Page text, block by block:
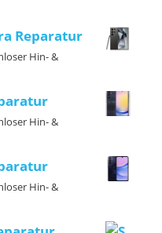
Reparatur
Hin- &
Hin- &
Hin- &